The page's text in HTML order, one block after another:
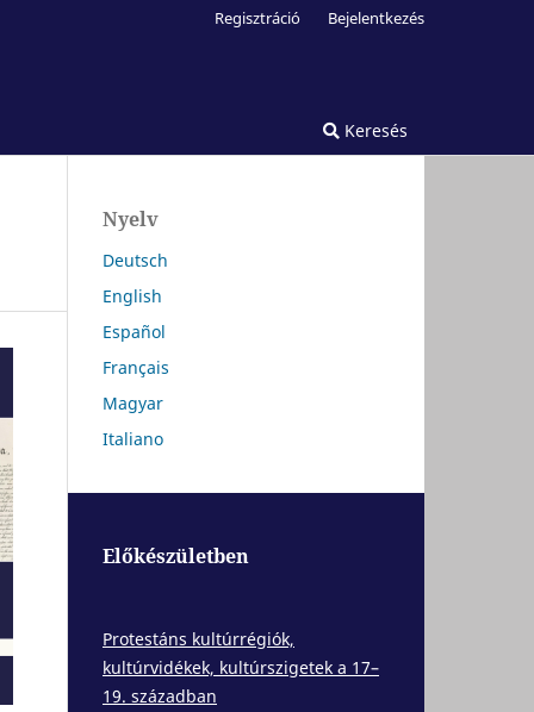
Keresés
Regisztráció Bejelentkezés
Nyelv
Deutsch
English
Español
Français
Magyar
Italiano
Előkészületben
Protestáns kultúrrégiók,
kultúrvidékek, kultúrszigetek a 17–
19. században